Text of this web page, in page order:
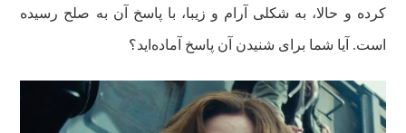
کرده و حالا، به شکلی آرام و زیبا، با پاسخ آن به صلح رسیده
است. آیا شما برای شنیدن آن پاسخ آماده‌اید؟